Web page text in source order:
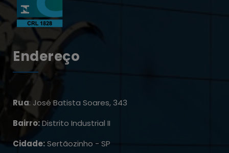
Endereço
Rua: José Batista Soares, 343
Bairro:Distrito Industrial II
Cidade:Sertãozinho - SP